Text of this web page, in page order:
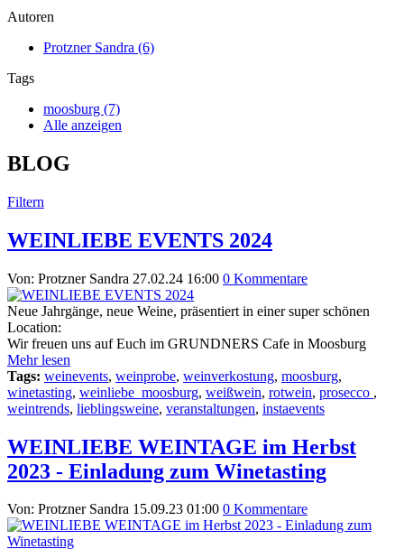
Autoren
Protzner Sandra (6)
Tags
moosburg (7)
Alle anzeigen
BLOG
Filtern
WEINLIEBE EVENTS 2024
Von: Protzner Sandra 27.02.24 16:00 0 Kommentare
Neue Jahrgänge, neue Weine, präsentiert in einer super schönen
Location:
Wir freuen uns auf Euch im GRUNDNERS Cafe in Moosburg
Mehr lesen
Tags: weinevents, weinprobe, weinverkostung, moosburg,
winetasting, weinliebe_moosburg, weißwein, rotwein, prosecco ,
weintrends, lieblingsweine, veranstaltungen, instaevents
WEINLIEBE WEINTAGE im Herbst
2023 - Einladung zum Winetasting
Von: Protzner Sandra 15.09.23 01:00 0 Kommentare